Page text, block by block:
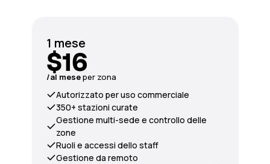
1 mese
$16
/al meseper zona
Autorizzato per uso commerciale
350+ stazioni curate
Gestione multi-sede e controllo delle
zone
Ruoli e accessi dello staff
Gestione da remoto